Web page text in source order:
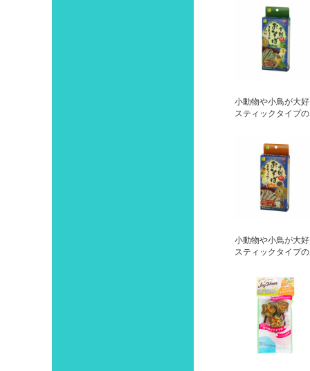
小動物や小鳥が大
スティックタイプ
小動物や小鳥が大
スティックタイプ